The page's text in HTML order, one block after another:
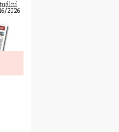
2026